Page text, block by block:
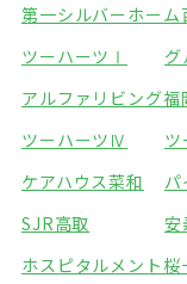
第一シルバーホーム
ツーハーツⅠ
アルファリビング福
ツーハーツⅣ
ケアハウス菜和
パ
SJR高取
ホスピタルメント桜